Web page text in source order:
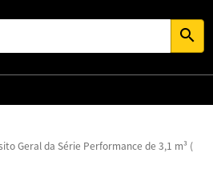
search
Geral da Série Performance de 3,1 m³ (4 yd³)